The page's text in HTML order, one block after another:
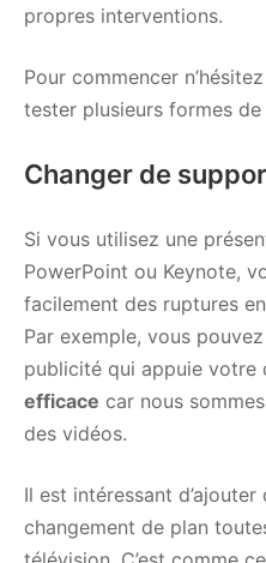
propres interventions.
Pour commencer
tester plusieurs formes de
Changer de
Si vous utilisez une
PowerPoint ou Keynote,
facilement des ruptures
Par exemple, vous
publicité qui appuie votre
efficace car nous
des vidéos.
Il est intéressant d’ajouter
changement de plan